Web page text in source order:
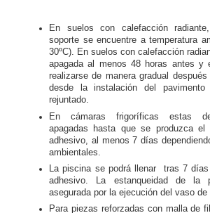
En suelos con calefacción
soporte se encuentre a temperatura
30ºC). En suelos con calefacción
apagada al menos 48 horas antes y
realizarse de manera gradual
desde la instalación del
rejuntado.
En cámaras frigoríficas estas
apagadas hasta que se produzca el
adhesivo, al menos 7 días
ambientales.
La piscina se podrá llenar tras 7 días
adhesivo. La estanqueidad de la
asegurada por la ejecución del vaso de
Para piezas reforzadas con malla de